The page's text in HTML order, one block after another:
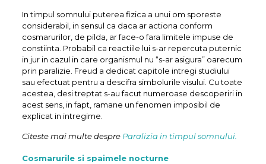
In timpul somnului puterea fizica a unui om sporeste
considerabil, in sensul ca daca ar actiona conform
cosmarurilor, de pilda, ar face-o fara limitele impuse de
constiinta. Probabil ca reactiile lui s-ar repercuta puternic
in jur in cazul in care organismul nu “s-ar asigura” oarecum
prin paralizie. Freud a dedicat capitole intregi studiului
sau efectuat pentru a descifra simbolurile visului. Cu toate
acestea, desi treptat s-au facut numeroase descoperiri in
acest sens, in fapt, ramane un fenomen imposibil de
explicat in intregime.
Citeste mai multe despre Paralizia in timpul somnului.
Cosmarurile si spaimele nocturne